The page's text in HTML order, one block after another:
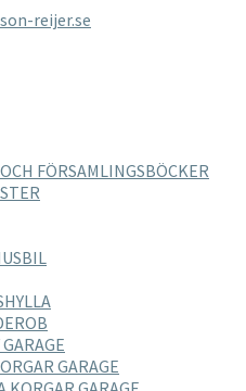
FÖRSAMLINGSBÖCKER
GARAGE